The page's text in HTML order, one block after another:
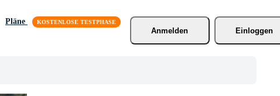
Pläne
Anmelden
Einloggen